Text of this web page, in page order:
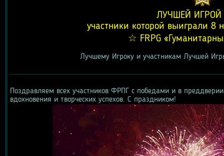
ЛУЧШЕЙ ИГРОЙ
участники которой выиграли 8
☆ FRPG
Лучшему Игроку и участникам Лучшей
Поздравляем всех участников ФРПГ с победами и в
вдохновения и творческих успехов. С праздником!